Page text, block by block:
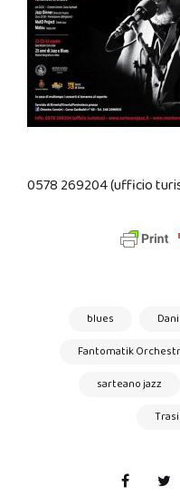
0578 269204 (ufficio
blues
Fantomatik
sarteano jazz